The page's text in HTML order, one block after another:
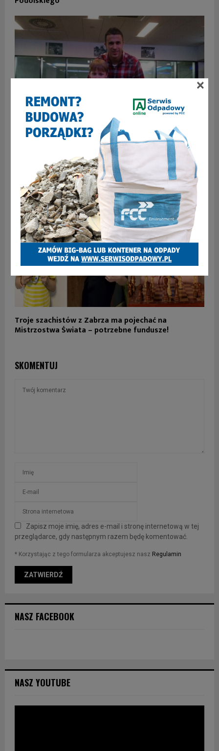
Igor Angulo opuszcza Górnik Zabrze – zagra do
końca sezonu
Troje szachistów z Zabrza ma pojechać na
Mistrzostwa Świata – potrzebne fundusze!
SKOMENTUJ
Zapisz moje imię, adres e-mail i stronę internetową w tej
przeglądarce, gdy następnym razem będę komentować.
* Korzystając z tego formularza akceptujesz nasz Regulamin
NASZ FACEBOOK
NASZ YOUTUBE
×